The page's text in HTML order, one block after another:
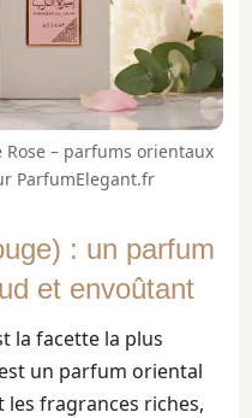
Rose – parfums orientaux
ParfumElegant.fr
: un parfum
et envoûtant
la facette la plus
un parfum oriental
les fragrances riches,